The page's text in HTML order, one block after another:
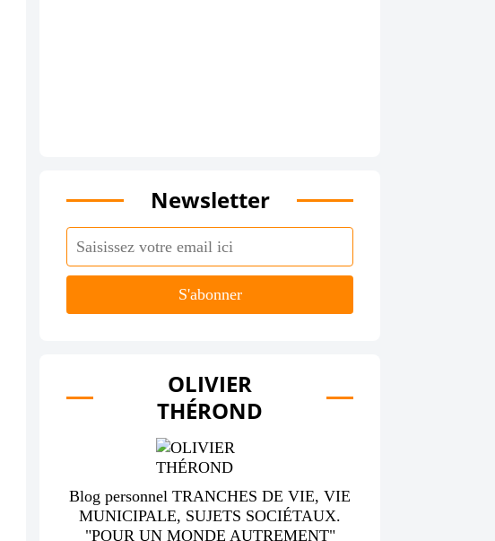
Newsletter
OLIVIER
THÉROND
Blog personnel TRANCHES DE VIE, VIE
MUNICIPALE, SUJETS SOCIÉTAUX.
"POUR UN MONDE AUTREMENT"